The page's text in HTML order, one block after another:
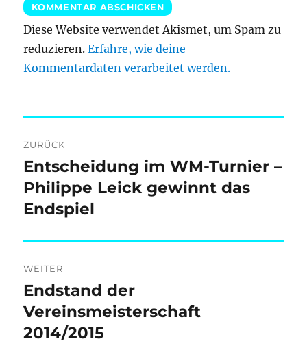
Diese Website verwendet Akismet, um Spam zu
reduzieren.Erfahre, wie deine
Kommentardaten verarbeitet werden.
ZURÜCK
Vorheriger
Beitrag:
Entscheidung im WM-Turnier –
Philippe Leick gewinnt das
Endspiel
WEITER
Nächster
Beitrag:
Endstand der
Vereinsmeisterschaft
2014/2015